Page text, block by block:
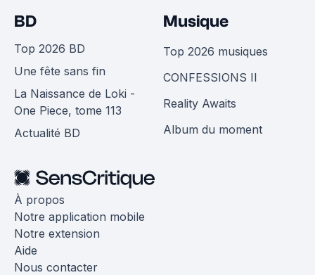
BD
Top 2026 BD
Une fête sans fin
La Naissance de Loki -
One Piece, tome 113
Actualité BD
Musique
Top 2026 musiques
CONFESSIONS II
Reality Awaits
Album du moment
À propos
Notre application mobile
Notre extension
Aide
Nous contacter